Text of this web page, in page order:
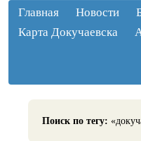
Главная Новости
Карта Докучаевска
Поиск по тегу: